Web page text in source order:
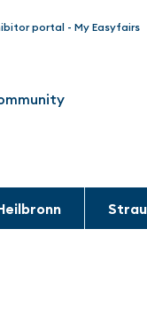
portal - My Easyfairs